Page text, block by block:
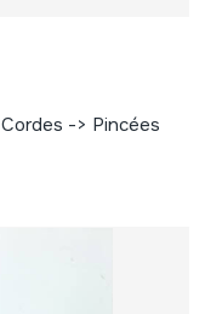
Cordes -> Pincées